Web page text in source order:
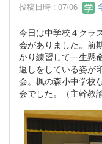
投稿日時 : 07/06
今日は中学校４クラ
会がありました。前
かり練習して一生懸
返しをしている姿が
会。楓の森小中学校
会でした。（主幹教